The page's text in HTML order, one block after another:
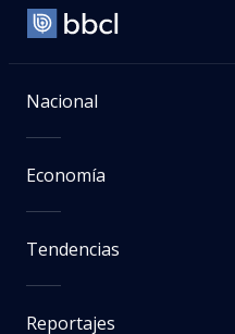
Nacional
Economía
Tendencias
Reportajes